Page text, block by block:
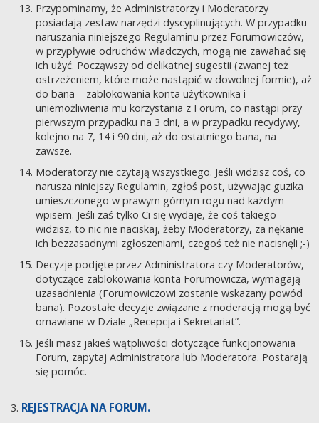
Przypominamy, że Administratorzy i Moderatorzy
posiadają zestaw narzędzi dyscyplinujących. W przypadku
naruszania niniejszego Regulaminu przez Forumowiczów,
w przypływie odruchów władczych, mogą nie zawahać się
ich użyć. Począwszy od delikatnej sugestii (zwanej też
ostrzeżeniem, które może nastąpić w dowolnej formie), aż
do bana – zablokowania konta użytkownika i
uniemożliwienia mu korzystania z Forum, co nastąpi przy
pierwszym przypadku na 3 dni, a w przypadku recydywy,
kolejno na 7, 14 i 90 dni, aż do ostatniego bana, na
zawsze.
Moderatorzy nie czytają wszystkiego. Jeśli widzisz coś, co
narusza niniejszy Regulamin, zgłoś post, używając guzika
umieszczonego w prawym górnym rogu nad każdym
wpisem. Jeśli zaś tylko Ci się wydaje, że coś takiego
widzisz, to nic nie naciskaj, żeby Moderatorzy, za nękanie
ich bezzasadnymi zgłoszeniami, czegoś też nie nacisnęli ;-)
Decyzje podjęte przez Administratora czy Moderatorów,
dotyczące zablokowania konta Forumowicza, wymagają
uzasadnienia (Forumowiczowi zostanie wskazany powód
bana). Pozostałe decyzje związane z moderacją mogą być
omawiane w Dziale „Recepcja i Sekretariat”.
Jeśli masz jakieś wątpliwości dotyczące funkcjonowania
Forum, zapytaj Administratora lub Moderatora. Postarają
się pomóc.
REJESTRACJA NA FORUM.